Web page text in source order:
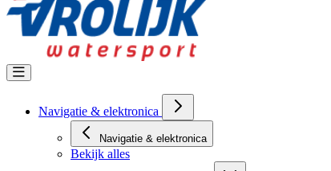
Navigatie & elektronica
Navigatie & elektronica
Bekijk alles